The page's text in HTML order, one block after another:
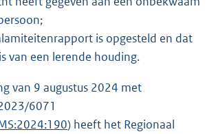
is opgesteld en dat
van een lerende houding.
van 9 augustus 2024 met
6071
) heeft het Regionaal